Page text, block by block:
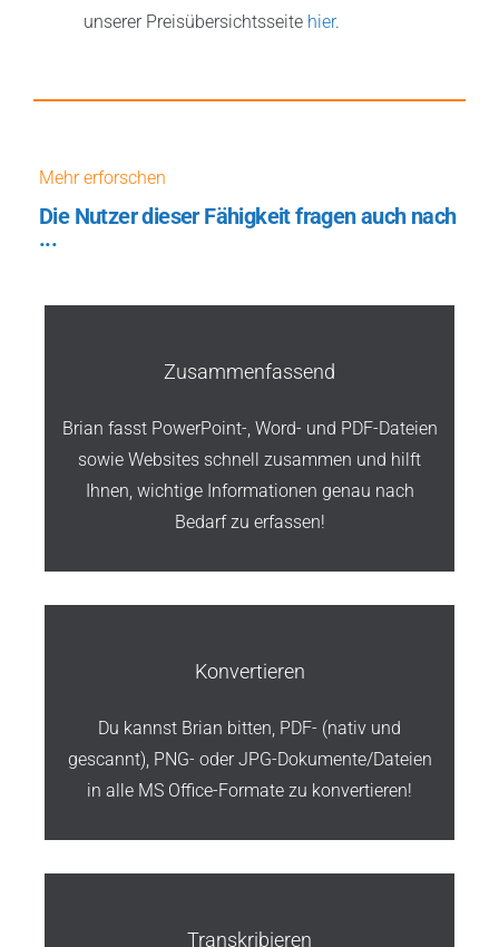
unserer Preisübersichtsseite hier.
Mehr erforschen
Die Nutzer dieser Fähigkeit fragen auch nach
...
Zusammenfassend
Brian fasst PowerPoint-, Word- und PDF-Dateien
sowie Websites schnell zusammen und hilft
Ihnen, wichtige Informationen genau nach
Bedarf zu erfassen!
Konvertieren
Du kannst Brian bitten, PDF- (nativ und
gescannt), PNG- oder JPG-Dokumente/Dateien
in alle MS Office-Formate zu konvertieren!
Transkribieren